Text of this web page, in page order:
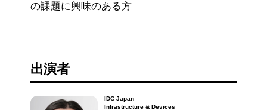
の課題に興味のある方
出演者
IDC Japan
Infrastructure & Devices